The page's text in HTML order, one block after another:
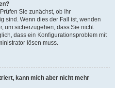
Sie zunächst, ob Ihr
sind. Wenn dies der Fall ist, wenden
um sicherzugehen, dass Sie nicht
dass ein Konfigurationsproblem mit
lösen muss.
kann mich aber nicht mehr